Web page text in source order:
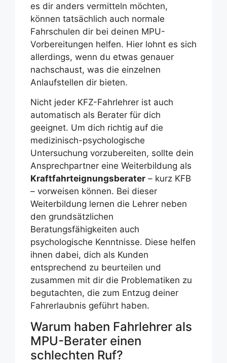
es dir anders vermitteln möchten,
können tatsächlich auch normale
Fahrschulen dir bei deinen MPU-
Vorbereitungen helfen. Hier lohnt es sich
allerdings, wenn du etwas genauer
nachschaust, was die einzelnen
Anlaufstellen dir bieten.
Nicht jeder KFZ-Fahrlehrer ist auch
automatisch als Berater für dich
geeignet. Um dich richtig auf die
medizinisch-psychologische
Untersuchung vorzubereiten, sollte dein
Ansprechpartner eine Weiterbildung als
Kraftfahrteignungsberater – kurz KFB
– vorweisen können. Bei dieser
Weiterbildung lernen die Lehrer neben
den grundsätzlichen
Beratungsfähigkeiten auch
psychologische Kenntnisse. Diese helfen
ihnen dabei, dich als Kunden
entsprechend zu beurteilen und
zusammen mit dir die Problematiken zu
begutachten, die zum Entzug deiner
Fahrerlaubnis geführt haben.
Warum haben Fahrlehrer als
MPU-Berater einen
schlechten Ruf?